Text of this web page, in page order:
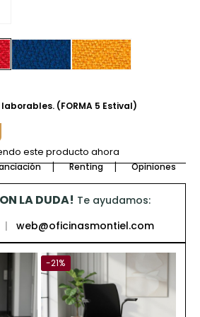
(FORMA 5 Estival)
este producto ahora
Renting Opiniones
LA DUDA! Te ayudamos:
| web@oficinasmontiel.com
-21%